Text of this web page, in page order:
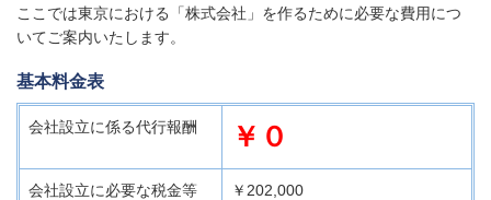
ここでは東京における「株式会社」を作るために必要な費用につ
いてご案内いたします。
基本料金表
会社設立に係る代行報酬 ￥０
会社設立に必要な税金等 ￥202,000